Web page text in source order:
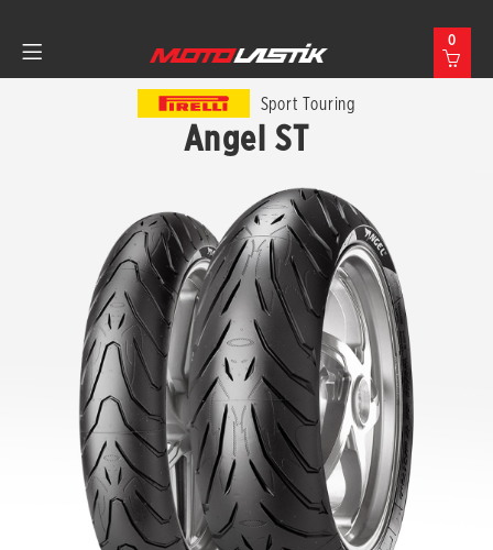
0
Sport Touring
Angel ST